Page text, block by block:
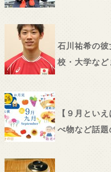
石川祐希の
校・大学など
【９月とい
べ物など話